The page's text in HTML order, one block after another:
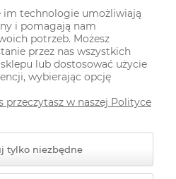
im technologie umożliwiają
i pomagają nam
potrzeb. Możesz
przez nas wszystkich
lub dostosować użycie
wybierając opcję
przeczytasz w naszej Polityce
tylko niezbędne